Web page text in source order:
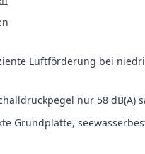
Luftförderung bei
nur 58 dB(A)
Grundplatte,